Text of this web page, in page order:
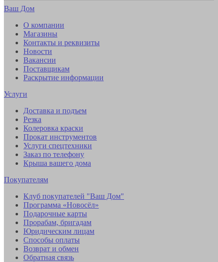
Ваш Дом
О компании
Магазины
Контакты и реквизиты
Новости
Вакансии
Поставщикам
Раскрытие информации
Услуги
Доставка и подъем
Резка
Колеровка краски
Прокат инструментов
Услуги спецтехники
Заказ по телефону
Крыша вашего дома
Покупателям
Клуб покупателей "Ваш Дом"
Программа «Новосёл»
Подарочные карты
Прорабам, бригадам
Юридическим лицам
Способы оплаты
Возврат и обмен
Обратная связь